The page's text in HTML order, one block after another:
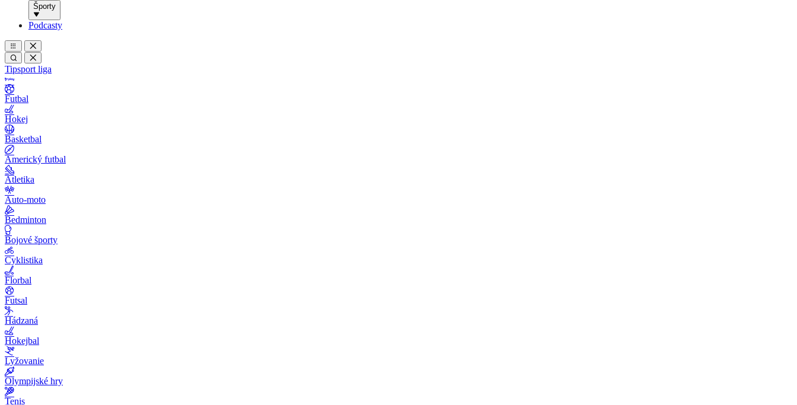
Športy
Podcasty
Tipsport liga
Futbal
Hokej
Basketbal
Americký futbal
Atletika
Auto-moto
Bedminton
Bojové športy
Cyklistika
Florbal
Futsal
Hádzaná
Hokejbal
Lyžovanie
Olympijské hry
Tenis